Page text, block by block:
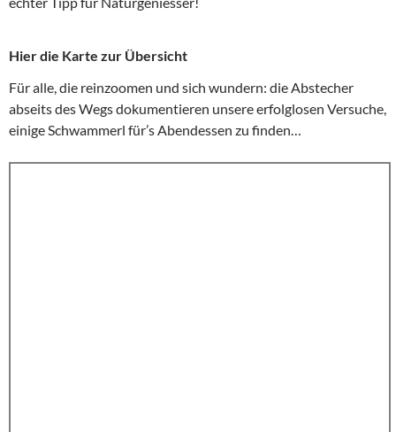
Hier die Karte zur Übersicht
Für alle, die reinzoomen und sich wundern: die Abstecher
abseits des Wegs dokumentieren unsere erfolglosen Versuche,
einige Schwammerl für’s Abendessen zu finden…